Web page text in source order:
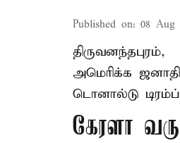
Published on: 08 Aug
திருவனந்தபுரம்,
அமெரிக்க
டொனால்டு
கேரளா